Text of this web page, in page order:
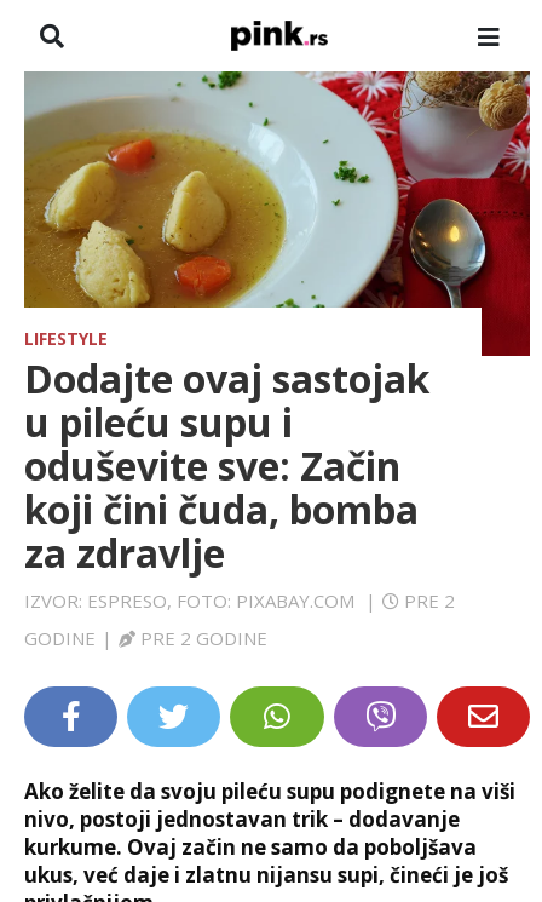
VESTI
ZADRUGA
SHOWBIZ
HRONIKA
FARMERI
SPORT
LIFESTYLE
EXTRA
LIFESTYLE
Dodajte ovaj sastojak
u pileću supu i
oduševite sve: Začin
koji čini čuda, bomba
za zdravlje
IZVOR: ESPRESO, FOTO: PIXABAY.COM |
PRE 2
GODINE | PRE 2 GODINE
Ako želite da svoju pileću supu podignete na viši
nivo, postoji jednostavan trik – dodavanje
kurkume. Ovaj začin ne samo da poboljšava
ukus, već daje i zlatnu nijansu supi, čineći je još